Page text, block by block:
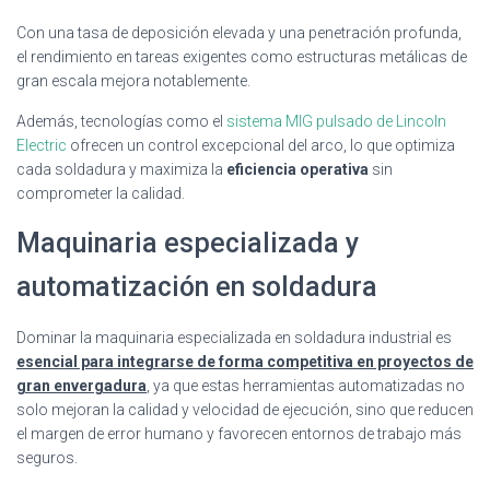
Con una tasa de deposición elevada y una penetración profunda,
el rendimiento en tareas exigentes como estructuras metálicas de
gran escala mejora notablemente.
Además, tecnologías como el sistema MIG pulsado de Lincoln
Electric ofrecen un control excepcional del arco, lo que optimiza
cada soldadura y maximiza la eficiencia operativa sin
comprometer la calidad.
Maquinaria especializada y
automatización en soldadura
Dominar la maquinaria especializada en soldadura industrial es
esencial para integrarse de forma competitiva en proyectos de
gran envergadura , ya que estas herramientas automatizadas no
solo mejoran la calidad y velocidad de ejecución, sino que reducen
el margen de error humano y favorecen entornos de trabajo más
seguros.